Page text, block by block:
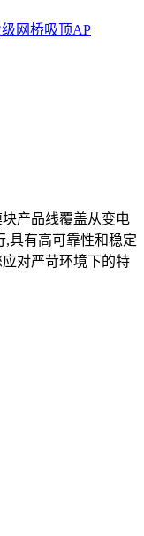
网桥吸顶AP
产品线覆盖从变电
,具有高可靠性和稳定
对严苛环境下的特